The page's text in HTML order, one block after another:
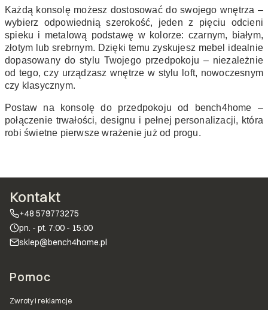
Każdą konsolę możesz dostosować do swojego wnętrza –
wybierz odpowiednią szerokość, jeden z pięciu odcieni
spieku i metalową podstawę w kolorze: czarnym, białym,
złotym lub srebrnym. Dzięki temu zyskujesz mebel idealnie
dopasowany do stylu Twojego przedpokoju – niezależnie
od tego, czy urządzasz wnętrze w stylu loft, nowoczesnym
czy klasycznym.
Postaw na konsolę do przedpokoju od bench4home –
połączenie trwałości, designu i pełnej personalizacji, która
robi świetne pierwsze wrażenie już od progu.
Kontakt
+48 579773275
pn. - pt. 7:00 - 15:00
sklep@bench4home.pl
Linki w stopce
Pomoc
Zwroty i reklamcje